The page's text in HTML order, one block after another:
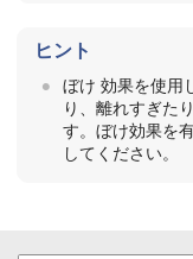
ヒント
ぼけ 効果を使用
り、離れすぎた
す。 ぼけ効果を
してください。